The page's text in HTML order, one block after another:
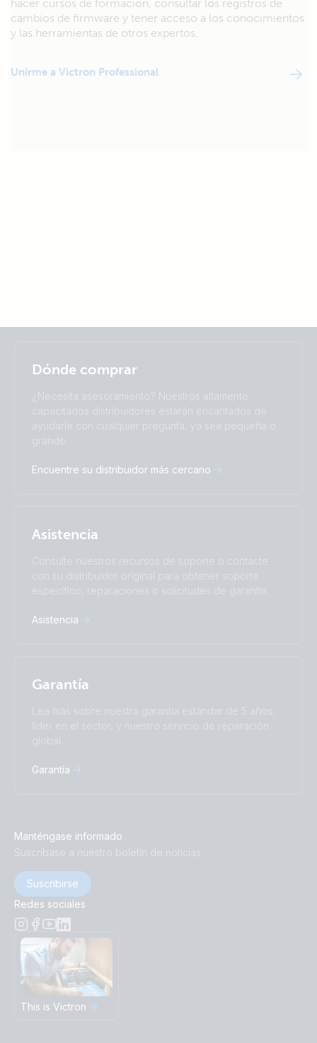
hacer cursos de formación, consultar los registros de
cambios de firmware y tener acceso a los conocimientos
y las herramientas de otros expertos.
Unirme a Victron Professional
Español
Change language
Čeština
Dansk
Deutsch
English
Español
Nederlands
Norsk
Türkçe
中國人
Stay up to date
I agree to receive the newsletter and accept the
Dónde comprar
¿Necesita asesoramiento? Nuestros altamente
capacitados distribuidores estarán encantados de
ayudarle con cualquier pregunta, ya sea pequeña o
grande.
Encuentre su distribuidor más cercano
Asistencia
Consulte nuestros recursos de soporte o contacte
con su distribuidor original para obtener soporte
específico, reparaciones o solicitudes de garantía.
Asistencia
Garantía
Lea más sobre nuestra garantía estándar de 5 años,
líder en el sector, y nuestro servicio de reparación
global.
Garantía
Manténgase informado
Suscríbase a nuestro boletín de noticias
Suscribirse
Redes sociales
This is Victron